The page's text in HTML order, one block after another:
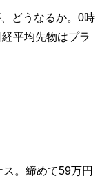
どうなるか。0時
平均先物はプラ
。締めて59万円